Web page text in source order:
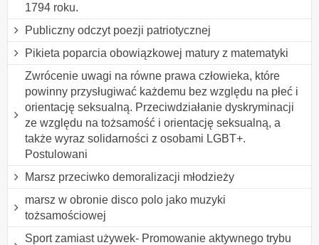
1794 roku.
Publiczny odczyt poezji patriotycznej
Pikieta poparcia obowiązkowej matury z matematyki
Zwrócenie uwagi na równe prawa człowieka, które
powinny przysługiwać każdemu bez względu na płeć i
orientację seksualną. Przeciwdziałanie dyskryminacji
ze względu na tożsamość i orientację seksualną, a
także wyraz solidarności z osobami LGBT+.
Postulowani
Marsz przeciwko demoralizacji młodzieży
marsz w obronie disco polo jako muzyki
tożsamościowej
Sport zamiast używek- Promowanie aktywnego trybu